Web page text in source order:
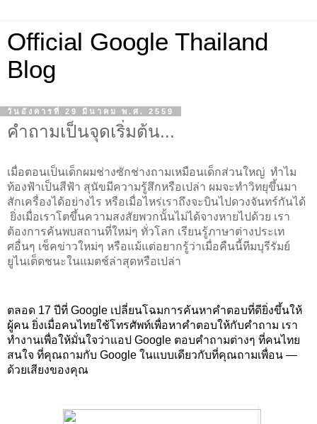
Official Google Thailand
Blog
วันอังคารที่ 29 มีนาคม พ.ศ. 2559
คำถามเป็นจุดเริ่มต้น...
เมื่อตอนเป็นเด็กผมช่างซักช่างถามเหมือนเด็กส่วนใหญ่  ทำไม
ท้องฟ้าเป็นสีฟ้า สุนัขมีความรู้สึกหรือเปล่า ผมจะทำวิทยุขึ้นมา
สักเครื่องได้อย่างไร หรือเมื่อไหร่เราถึงจะบินไปดวงจันทร์กันได้
ยิ่งเมื่อเราโตขึ้นความสงสัยพวกนั้นไม่ได้จางหายไปด้วย เรา
ต้องการค้นพบสถานที่ใหม่ๆ ทั่วโลก เรียนรู้ภาษาต่างประเท
ศอื่นๆ เช็คข่าวใหม่ๆ หรือแม้แต่อยากรู้ว่าเมื่อคืนนี้ทีมบุรีรัมย์
ยูไนเต็ดชนะในแมตช์ล่าสุดหรือเปล่า
ตลอด 17 ปีที่ Google เปลี่ยนโฉมการค้นหาคำตอบที่ดียิ่งขึ้นให้
ผู้คน ยิ่งเมื่อคนไทยใช้โทรศัพท์เพื่อหาคำตอบให้กับคำถาม เรา
ทำงานเพื่อให้มั่นใจว่าแอป Google ตอบคำถามต่างๆ ที่คนไทย
สนใจ ที่คุณถามกับ Google ในแบบเดียวกับที่คุณถามเพื่อน —
ด้วยเสียงของคุณ